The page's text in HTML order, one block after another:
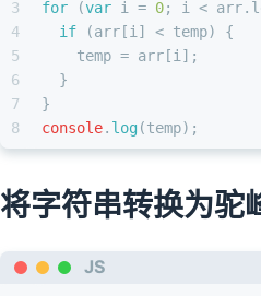
3
4
5
6
7
8
for (var i = 0; i < arr.
if (arr[i] < temp) {
    temp = arr[i];
  }
}
console. log(temp);
将字符串转换为驼
JS